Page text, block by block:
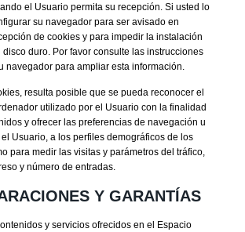
el Usuario permita su recepción. Si usted lo
su navegador para ser avisado en
de cookies y para impedir la instalación
duro. Por favor consulte las instrucciones
navegador para ampliar esta información.
resulta posible que se pueda reconocer el
utilizado por el Usuario con la finalidad
y ofrecer las preferencias de navegación u
Usuario, a los perfiles demográficos de los
para medir las visitas y parámetros del tráfico,
y número de entradas.
Y GARANTÍAS
y servicios ofrecidos en el Espacio